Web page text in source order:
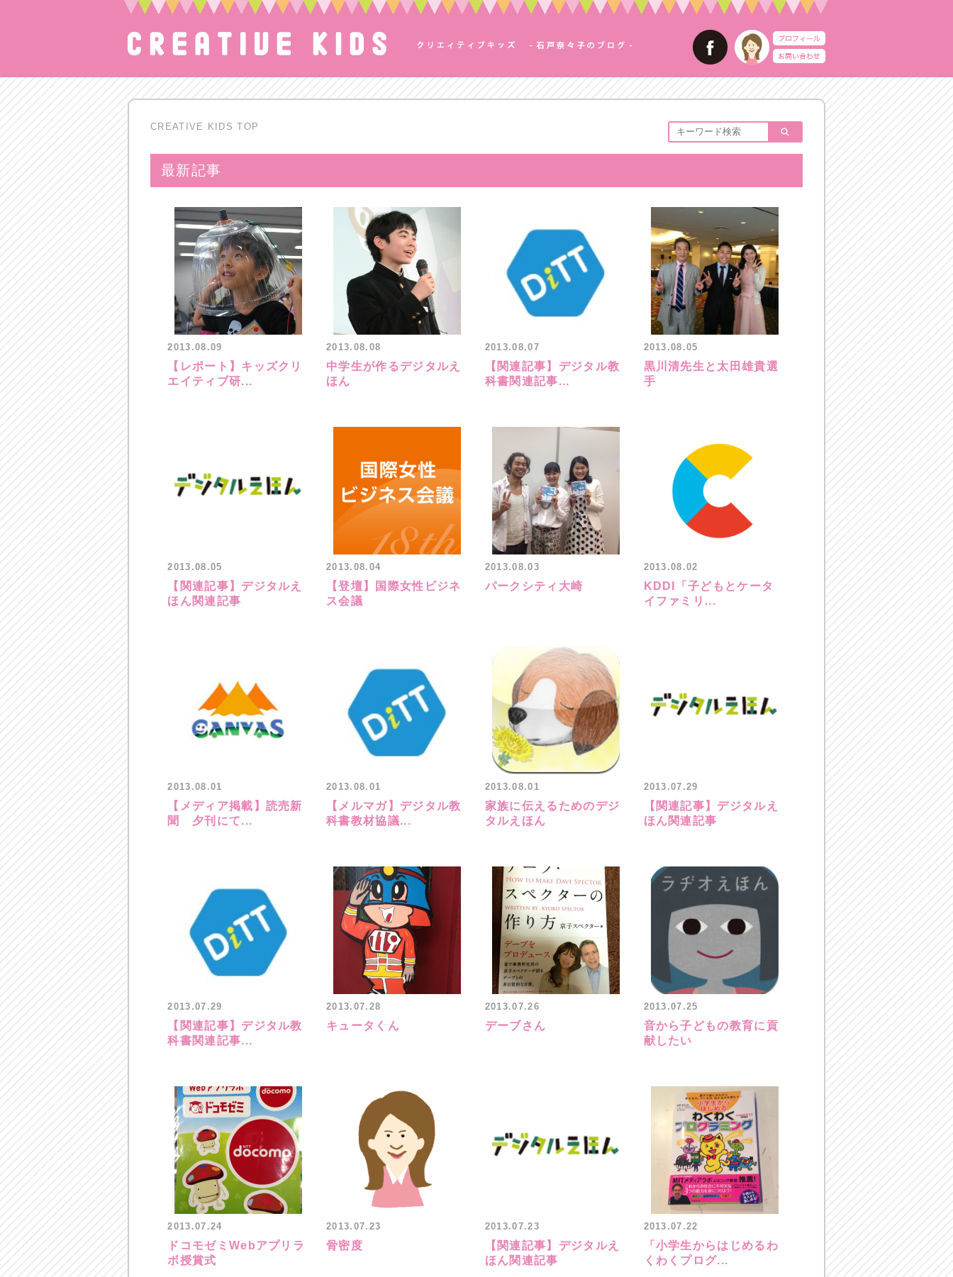
CREATIVE KIDS TOP
最新記事
2013.08.09
【レポート】キッズクリ
エイティブ研...
2013.08.08
中学生が作るデジタルえ
ほん
2013.08.07
【関連記事】デジタル教
科書関連記事...
2013.08.05
黒川清先生と太田雄貴選
手
2013.08.05
【関連記事】デジタルえ
ほん関連記事
2013.08.04
【登壇】国際女性ビジネ
ス会議
2013.08.03
パークシティ大崎
2013.08.02
KDDI「子どもとケータ
イファミリ...
2013.08.01
【メディア掲載】読売新
聞 夕刊にて...
2013.08.01
【メルマガ】デジタル教
科書教材協議...
2013.08.01
家族に伝えるためのデジ
タルえほん
2013.07.29
【関連記事】デジタルえ
ほん関連記事
2013.07.29
【関連記事】デジタル教
科書関連記事...
2013.07.28
キュータくん
2013.07.26
デーブさん
2013.07.25
音から子どもの教育に貢
献したい
2013.07.24
ドコモゼミWebアプリラ
ボ授賞式
2013.07.23
骨密度
2013.07.23
【関連記事】デジタルえ
ほん関連記事
2013.07.22
「小学生からはじめるわ
くわくプログ...